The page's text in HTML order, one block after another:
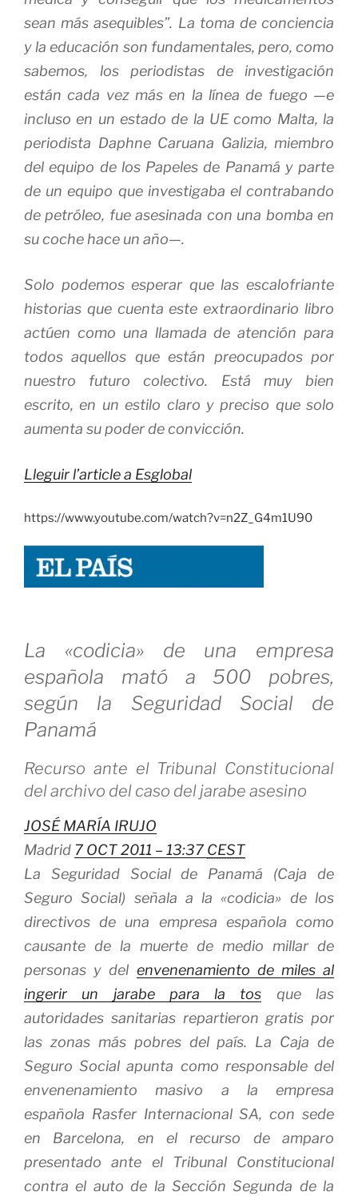
sean más asequibles”. La toma de conciencia
y la educación son fundamentales, pero, como
sabemos, los periodistas de investigación
están cada vez más en la línea de fuego —e
incluso en un estado de la UE como Malta, la
periodista Daphne Caruana Galizia, miembro
del equipo de los Papeles de Panamá y parte
de un equipo que investigaba el contrabando
de petróleo, fue asesinada con una bomba en
su coche hace un año—.
Solo podemos esperar que las escalofriante
historias que cuenta este extraordinario libro
actúen como una llamada de atención para
todos aquellos que están preocupados por
nuestro futuro colectivo. Está muy bien
escrito, en un estilo claro y preciso que solo
aumenta su poder de convicción.
Lleguir l’article a Esglobal
https://www.youtube.com/watch?v=n2Z_G4m1U90
La «codicia» de una empresa
española mató a 500 pobres,
según la Seguridad Social de
Panamá
Recurso ante el Tribunal Constitucional
del archivo del caso del jarabe asesino
JOSÉ MARÍA IRUJO
Madrid 7 OCT 2011 – 13:37 CEST
La Seguridad Social de Panamá (Caja de
Seguro Social) señala a la «codicia» de los
directivos de una empresa española como
causante de la muerte de medio millar de
personas y del envenenamiento de miles al
ingerir un jarabe para la tos que las
autoridades sanitarias repartieron gratis por
las zonas más pobres del país. La Caja de
Seguro Social apunta como responsable del
envenenamiento masivo a la empresa
española Rasfer Internacional SA, con sede
en Barcelona, en el recurso de amparo
presentado ante el Tribunal Constitucional
contra el auto de la Sección Segunda de la